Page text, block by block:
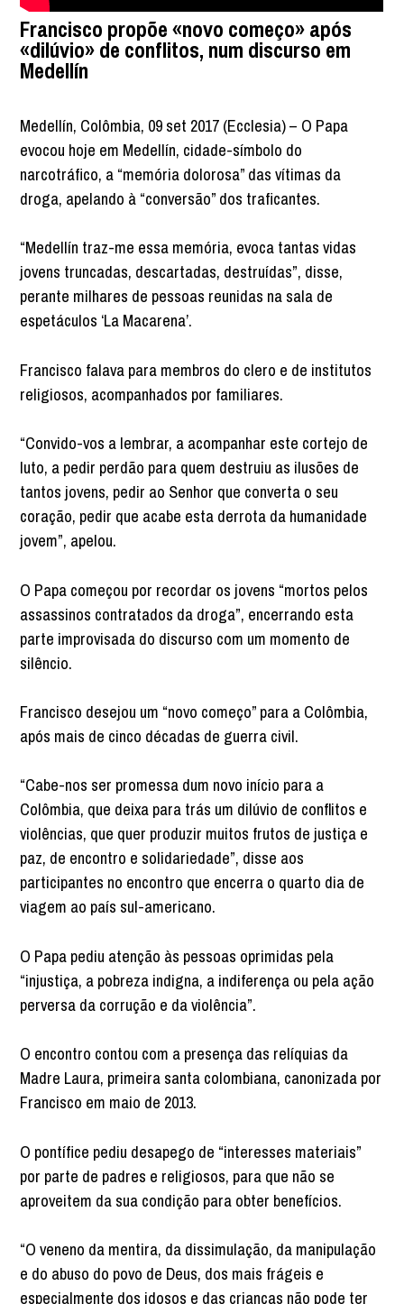
Francisco propõe «novo começo» após
«dilúvio» de conflitos, num discurso em
Medellín
Medellín, Colômbia, 09 set 2017 (Ecclesia) – O Papa
evocou hoje em Medellín, cidade-símbolo do
narcotráfico, a “memória dolorosa” das vítimas da
droga, apelando à “conversão” dos traficantes.
“Medellín traz-me essa memória, evoca tantas vidas
jovens truncadas, descartadas, destruídas”, disse,
perante milhares de pessoas reunidas na sala de
espetáculos ‘La Macarena’.
Francisco falava para membros do clero e de institutos
religiosos, acompanhados por familiares.
“Convido-vos a lembrar, a acompanhar este cortejo de
luto, a pedir perdão para quem destruiu as ilusões de
tantos jovens, pedir ao Senhor que converta o seu
coração, pedir que acabe esta derrota da humanidade
jovem”, apelou.
O Papa começou por recordar os jovens “mortos pelos
assassinos contratados da droga”, encerrando esta
parte improvisada do discurso com um momento de
silêncio.
Francisco desejou um “novo começo” para a Colômbia,
após mais de cinco décadas de guerra civil.
“Cabe-nos ser promessa dum novo início para a
Colômbia, que deixa para trás um dilúvio de conflitos e
violências, que quer produzir muitos frutos de justiça e
paz, de encontro e solidariedade”, disse aos
participantes no encontro que encerra o quarto dia de
viagem ao país sul-americano.
O Papa pediu atenção às pessoas oprimidas pela
“injustiça, a pobreza indigna, a indiferença ou pela ação
perversa da corrução e da violência”.
O encontro contou com a presença das relíquias da
Madre Laura, primeira santa colombiana, canonizada por
Francisco em maio de 2013.
O pontífice pediu desapego de “interesses materiais”
por parte de padres e religiosos, para que não se
aproveitem da sua condição para obter benefícios.
“O veneno da mentira, da dissimulação, da manipulação
e do abuso do povo de Deus, dos mais frágeis e
especialmente dos idosos e das crianças não pode ter